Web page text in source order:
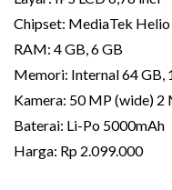
Chipset: MediaTek Helio
RAM: 4 GB, 6 GB
Memori: Internal 64 GB,
Kamera: 50 MP (wide)
Baterai: Li-Po 5000mAh
Harga: Rp 2.099.000